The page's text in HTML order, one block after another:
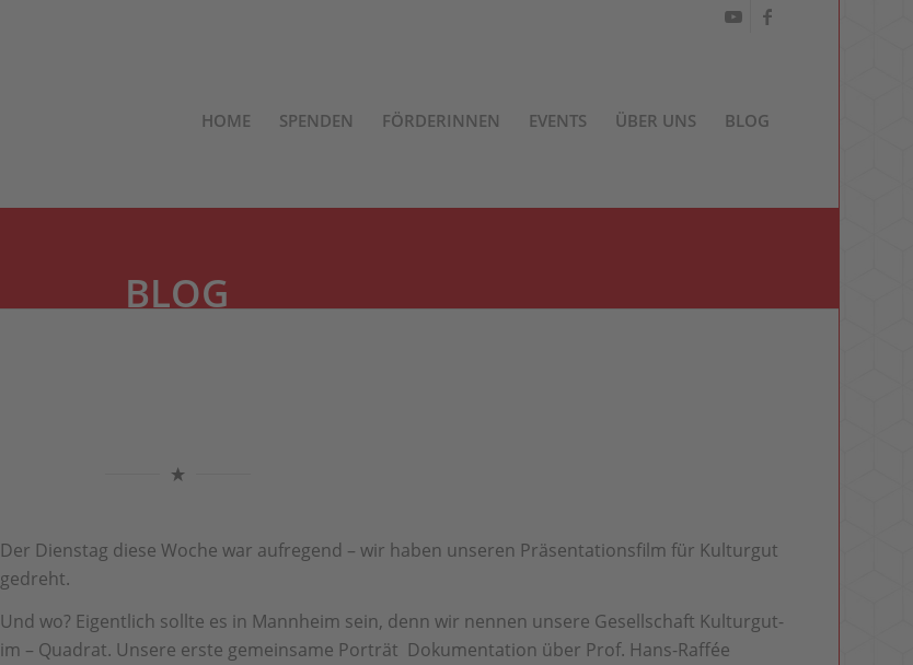
HOME SPENDEN FÖRDERINNEN EVENTS ÜBER UNS BLOG
BLOG
Der Dienstag diese Woche war aufregend – wir haben unseren Präsentationsfilm für Kulturgut
gedreht.
Und wo? Eigentlich sollte es in Mannheim sein, denn wir nennen unsere Gesellschaft Kulturgut-
im – Quadrat. Unsere erste gemeinsame Porträt Dokumentation über Prof. Hans-Raffée